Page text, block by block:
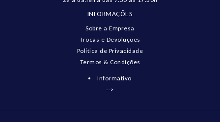
INFORMAÇÕES
Sobre a Empresa
Trocas e Devoluções
Política de Privacidade
Termos & Condições
Informativo
-->